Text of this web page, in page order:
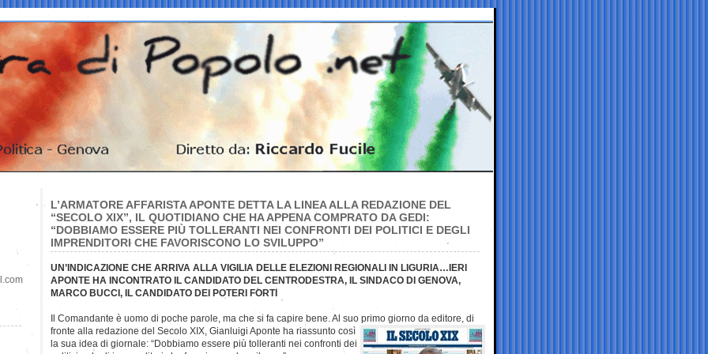
L’ARMATORE AFFARISTA APONTE DETTA LA LINEA ALLA REDAZIONE DEL
“SECOLO XIX”, IL QUOTIDIANO CHE HA APPENA COMPRATO DA GEDI:
“DOBBIAMO ESSERE PIÙ TOLLERANTI NEI CONFRONTI DEI POLITICI E DEGLI
IMPRENDITORI CHE FAVORISCONO LO SVILUPPO”
UN’INDICAZIONE CHE ARRIVA ALLA VIGILIA DELLE ELEZIONI REGIONALI IN LIGURIA…IERI
APONTE HA INCONTRATO IL CANDIDATO DEL CENTRODESTRA, IL SINDACO DI GENOVA,
MARCO BUCCI, IL CANDIDATO DEI POTERI FORTI
Il Comandante è uomo di poche parole, ma che si fa capire bene. Al suo primo giorno da editore, di
fronte alla redazione del Secolo XIX, Gianluigi Aponte ha riassunto così
la sua idea di giornale: “Dobbiamo essere più tolleranti nei confronti dei